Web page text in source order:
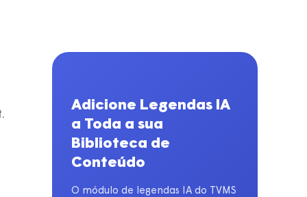
Adicione Legendas IA
a Toda a sua
Biblioteca de
Conteúdo
O módulo de legendas IA do TVMS